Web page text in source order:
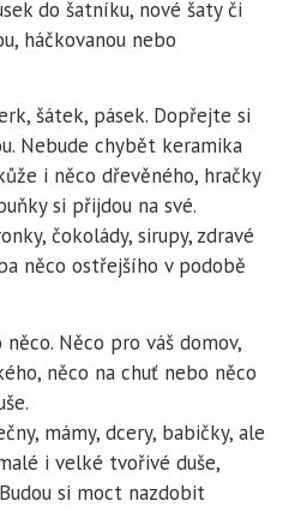
do šatníku, nové šaty či
háčkovanou nebo
šátek, pásek. Dopřejte si
Nebude chybět keramika
i něco dřevěného, hračky
si přijdou na své.
čokolády, sirupy, zdravé
něco ostřejšího v podobě
Něco pro váš domov,
něco na chuť nebo něco
mámy, dcery, babičky, ale
i velké tvořivé duše,
si moct nazdobit